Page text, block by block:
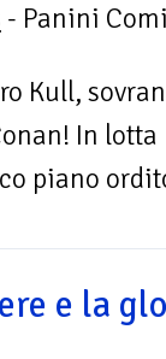
- Panini
Kull,
In
piano
e la